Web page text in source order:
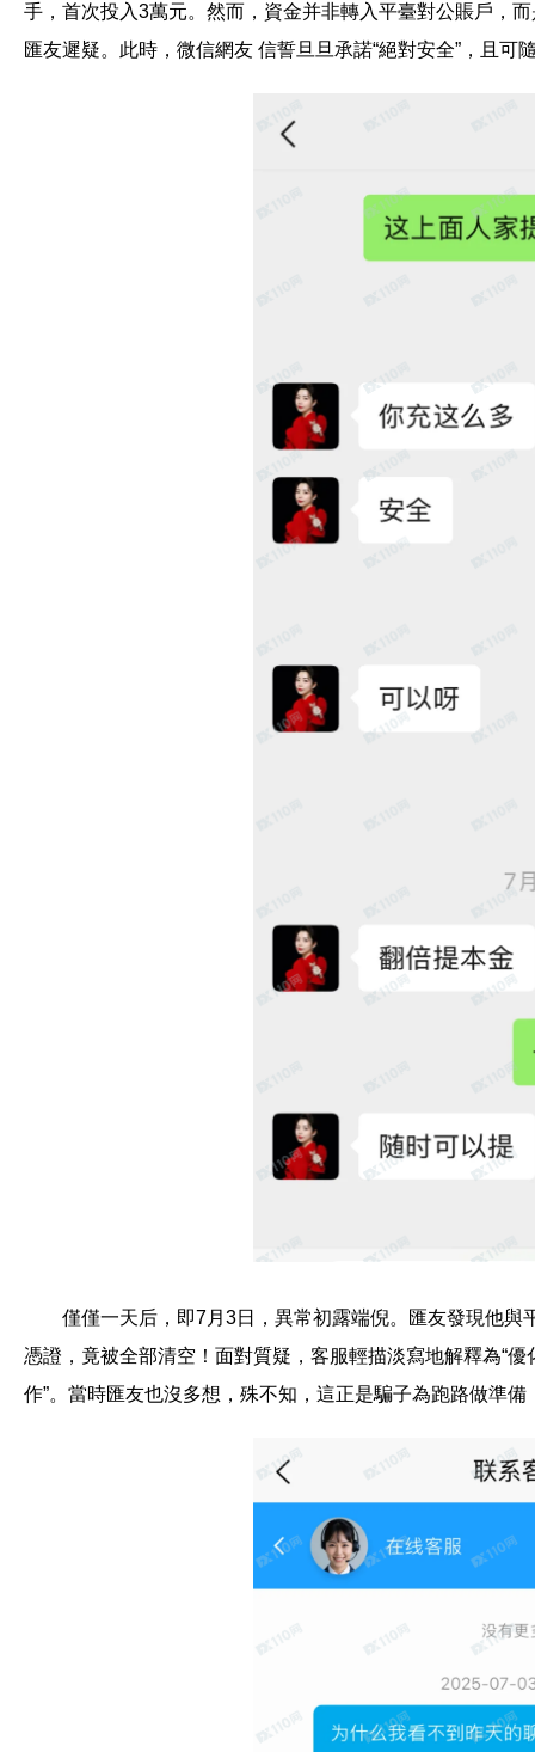
手，首次投入3萬元。然而，資金并非轉入平臺對公賬戶，
匯友遲疑。此時，微信網友 信誓旦旦承諾“絕對安全”，且
僅僅一天后，即7月3日，異常初露端倪。匯友發現他
憑證，竟被全部清空！面對質疑，客服輕描淡寫地解釋為“
作”。當時匯友也沒多想，殊不知，這正是騙子為跑路做準